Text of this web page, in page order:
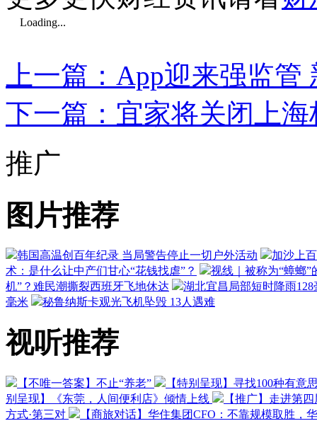
Loading...
上一篇：App迎来强监
下一篇：宜家将关闭上
推广
图片推荐
韩国高温创百年纪录 当局警告停止一切户外活动
加沙上
术：是什么让中产们甘心“花钱找虐”？
视线｜被称为“蟑螂
机”？难民潮撕裂西班牙飞地休达
湖北宜昌局部短时降雨
毫米
秘鲁纳斯卡观光飞机坠毁 13人遇难
视听推荐
【不唯一答案】不止“养老”
【特别呈现】寻找100种有意
别呈现】《东莞，人间便利店》倾情上线
【推广】走进第
方式·第三对
【商旅对话】华住集团CFO：不靠规模取胜，